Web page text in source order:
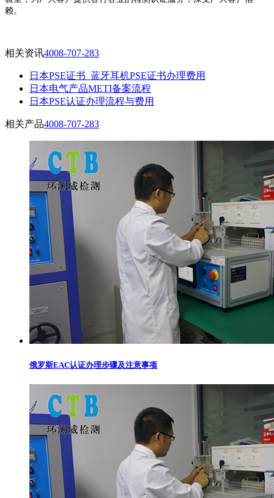
赖。
相关资讯4008-707-283
日本PSE证书_蓝牙耳机PSE证书办理费用
日本电气产品METI备案流程
日本PSE认证办理流程与费用
相关产品4008-707-283
俄罗斯EAC认证办理步骤及注意事项